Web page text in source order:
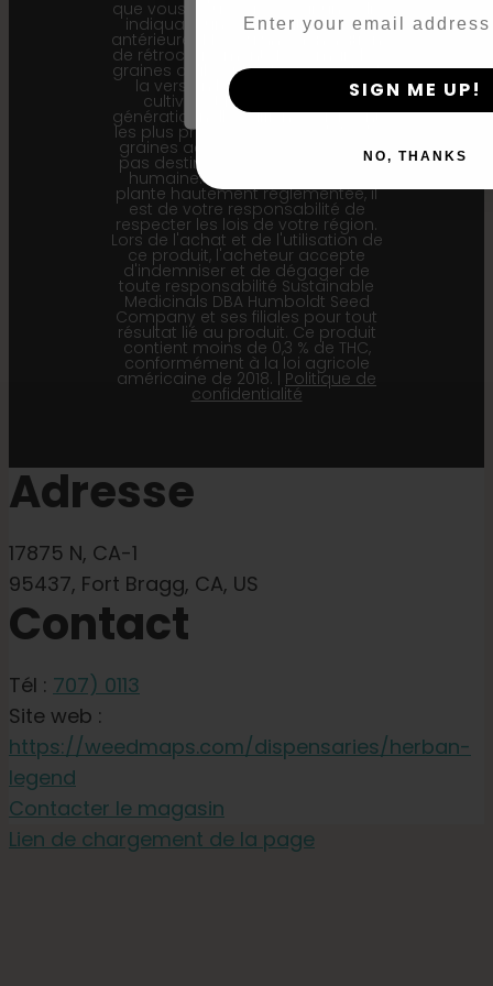
que vous pouvez recevoir un colis
indiquant une génération filiale
antérieure (F1…) ou une génération
de rétrocroisement (Bx…), mais les
graines qu'il contient représentent
la version la plus récente du
cultivar et les informations
générationnelles affichées ici sont
les plus précises pour nos lots de
graines actuels. Ce produit n'est
pas destiné à la consommation
humaine. Le cannabis est une
plante hautement réglementée, il
est de votre responsabilité de
respecter les lois de votre région.
Lors de l'achat et de l'utilisation de
ce produit, l'acheteur accepte
d'indemniser et de dégager de
toute responsabilité Sustainable
Medicinals DBA Humboldt Seed
Company et ses filiales pour tout
résultat lié au produit. Ce produit
contient moins de 0,3 % de THC,
conformément à la loi agricole
américaine de 2018. | Politique de
confidentialité
Adresse
17875 N, CA-1
95437, Fort Bragg, CA, US
Contact
Tél : 707) 0113
Site web :
https://weedmaps.com/dispensaries/herban-
legend
Contacter le magasin
Lien de chargement de la page
By clicking AGREE & ENTER, you
SIGN ME UP!
NO, THANKS